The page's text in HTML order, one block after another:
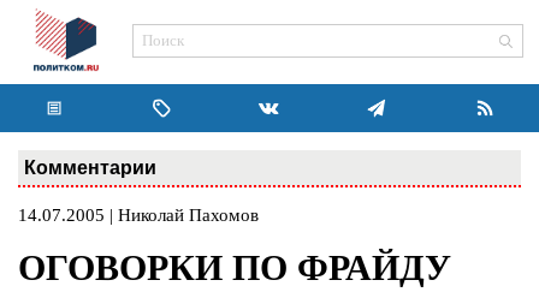
Комментарии
14.07.2005 | Николай Пахомов
ОГОВОРКИ ПО ФРАЙДУ